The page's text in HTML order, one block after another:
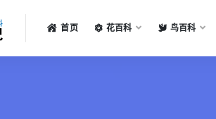
首页 花百科 鸟百科